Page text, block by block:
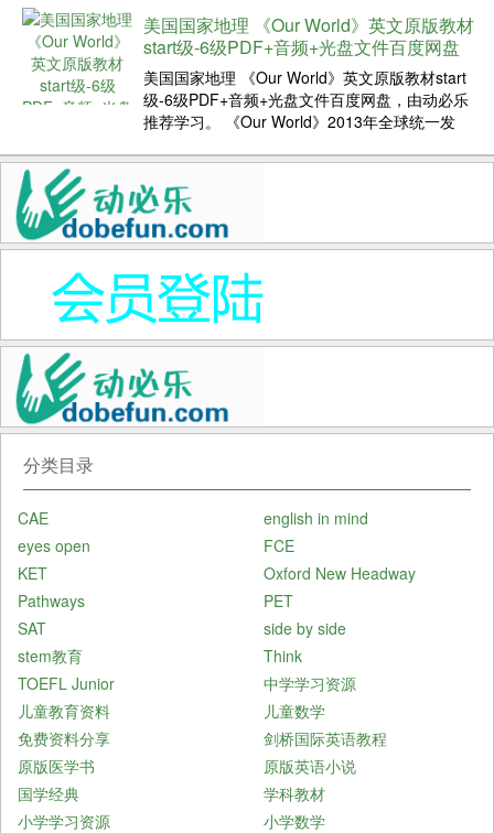
美国国家地理 《Our World》英文原版教材
start级-6级PDF+音频+光盘文件百度网盘
美国国家地理 《Our World》英文原版教材start
级-6级PDF+音频+光盘文件百度网盘，由动必乐
推荐学习。 《Our World》2013年全球统一发
调研，教材的各个层面也非常成熟，既保持了英
语系国家教材的水准，同时也兼顾了母...
分类目录
CAE
english in mind
eyes open
FCE
KET
Oxford New Headway
Pathways
PET
SAT
side by side
stem教育
Think
TOEFL Junior
中学学习资源
儿童教育资料
儿童数学
免费资料分享
剑桥国际英语教程
原版医学书
原版英语小说
国学经典
学科教材
小学学习资源
小学数学